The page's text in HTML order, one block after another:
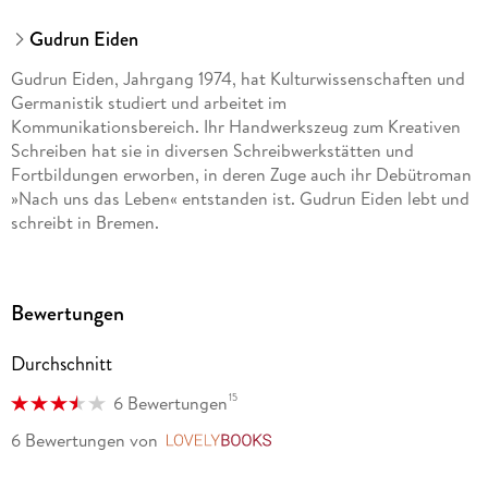
Gudrun Eiden
Gudrun Eiden, Jahrgang 1974, hat Kulturwissenschaften und
Germanistik studiert und arbeitet im
Kommunikationsbereich. Ihr Handwerkszeug zum Kreativen
Schreiben hat sie in diversen Schreibwerkstätten und
Fortbildungen erworben, in deren Zuge auch ihr Debütroman
»Nach uns das Leben« entstanden ist. Gudrun Eiden lebt und
schreibt in Bremen.
Bewertungen
Durchschnitt
6 Bewertungen15
6 Bewertungen von